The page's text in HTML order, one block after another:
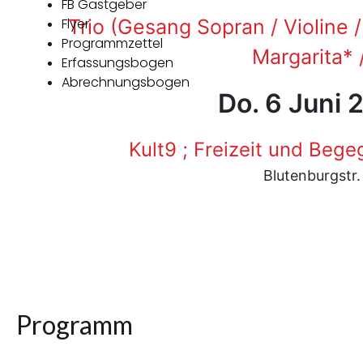
FB Gastgeber
Flyer
Programmzettel
Erfassungsbogen
Abrechnungsbogen
Trio (Gesang Sopran / Violine
Margarita*
Do. 6 Juni
Kult9 ; Freizeit und
Programm